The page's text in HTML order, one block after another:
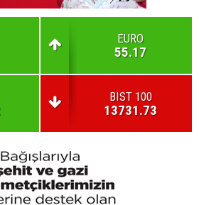
EURO
55.17
BIST 100
13731.73